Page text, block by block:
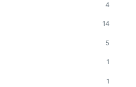
4
14
5
1
1